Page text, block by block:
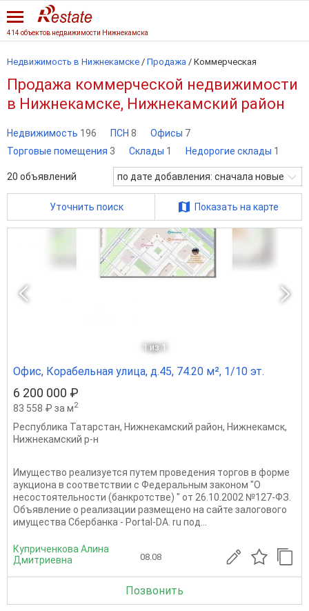
414 объектов недвижимости Нижнекамска
Недвижимость в Нижнекамске / Продажа / Коммерческая
Продажа коммерческой недвижимости
в Нижнекамске, Нижнекамский район
Недвижимость 196 ПСН 8 Офисы 7
Торговые помещения 3 Склады 1 Недорогие склады 1
20 объявлений по дате добавления: сначала новые
Уточнить поиск Показать на карте
1 из 1
Офис, Корабельная улица, д.45, 74.20 м², 1/10 эт.
6 200 000 ₽
83 558 ₽ за м2
Республика Татарстан, Нижнекамский район, Нижнекамск,
Нижнекамский р-н
Имущество реализуется путем проведения торгов в форме
аукциона в соответствии с Федеральным законом "О
несостоятельности (банкротстве) " от 26.10.2002 №127-ФЗ.
Объявление о реализации размещено на сайте залогового
имущества Сбербанка - Pоrtal-DA. ru под...
Куприченкова Алина
Дмитриевна
08.08
Позвонить